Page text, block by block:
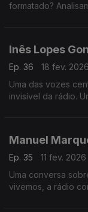
formatado?
Inês Lopes
Ep. 36
18 fev. 2026
Uma das vozes
invisível da rádio.
Manuel
Ep. 35
11 fev. 2026
Uma conversa
vivemos, a rádio